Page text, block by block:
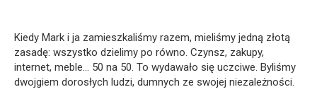
Kiedy Mark i ja zamieszkaliśmy razem, mieliśmy jedną złotą
zasadę: wszystko dzielimy po równo. Czynsz, zakupy,
internet, meble… 50 na 50. To wydawało się uczciwe. Byliśmy
dwojgiem dorosłych ludzi, dumnych ze swojej niezależności.